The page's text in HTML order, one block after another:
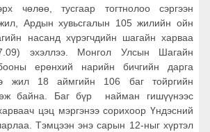
чөлөө, тусгаар тогтнолоо сэргээн
Ардын хувьсгалын 105 жилийн ойн
насанд хүрэгчдийн шагайн харваа
эхэллээ. Монгол Улсын Шагайн
ерөнхий нарийн бичгийн дарга
жил 18 аймгийн 106 баг тойргийн
байна. Баг бүр найман гишүүнээс
цэц мэргэнээ сорихоор Үндэсний
Тэмцээн энэ сарын 12-ныг хүртэл